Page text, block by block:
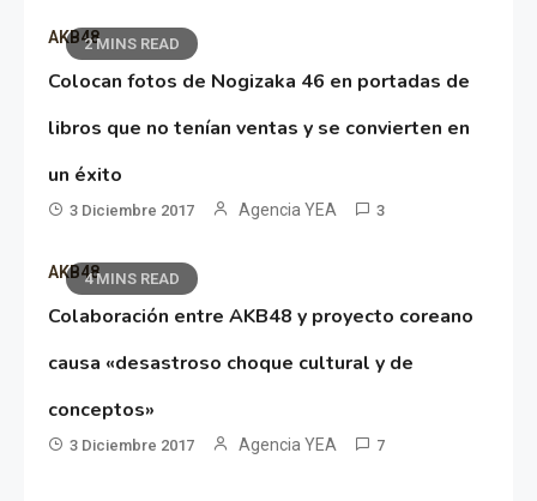
2 MINS READ
AKB48
Colocan fotos de Nogizaka 46 en portadas de
libros que no tenían ventas y se convierten en
un éxito
3 Diciembre 2017 Agencia YEA 3
4 MINS READ
AKB48
Colaboración entre AKB48 y proyecto coreano
causa «desastroso choque cultural y de
conceptos»
3 Diciembre 2017 Agencia YEA 7